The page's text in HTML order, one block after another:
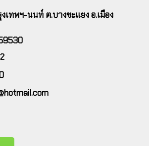
เทพฯ-นนท์ ต.บางขะแยง อ.เมือง